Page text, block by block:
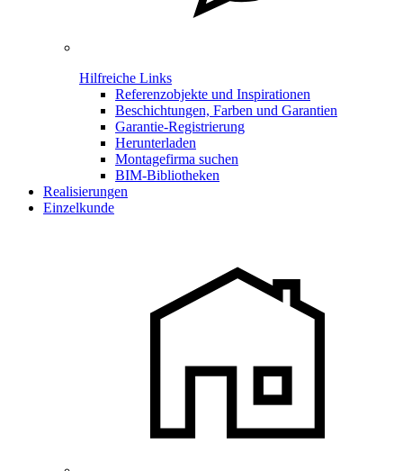
Hilfreiche Links
Referenzobjekte und Inspirationen
Beschichtungen, Farben und Garantien
Garantie-Registrierung
Herunterladen
Montagefirma suchen
BIM-Bibliotheken
Realisierungen
Einzelkunde